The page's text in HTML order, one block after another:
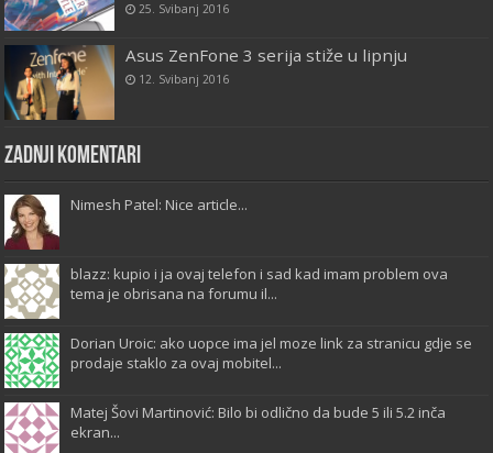
25. Svibanj 2016
Asus ZenFone 3 serija stiže u lipnju
12. Svibanj 2016
Zadnji komentari
Nimesh Patel: Nice article...
blazz: kupio i ja ovaj telefon i sad kad imam problem ova
tema je obrisana na forumu il...
Dorian Uroic: ako uopce ima jel moze link za stranicu gdje se
prodaje staklo za ovaj mobitel...
Matej Šovi Martinović: Bilo bi odlično da bude 5 ili 5.2 inča
ekran...